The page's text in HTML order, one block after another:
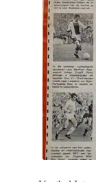
Contact